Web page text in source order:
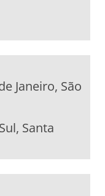
Janeiro, São
Santa